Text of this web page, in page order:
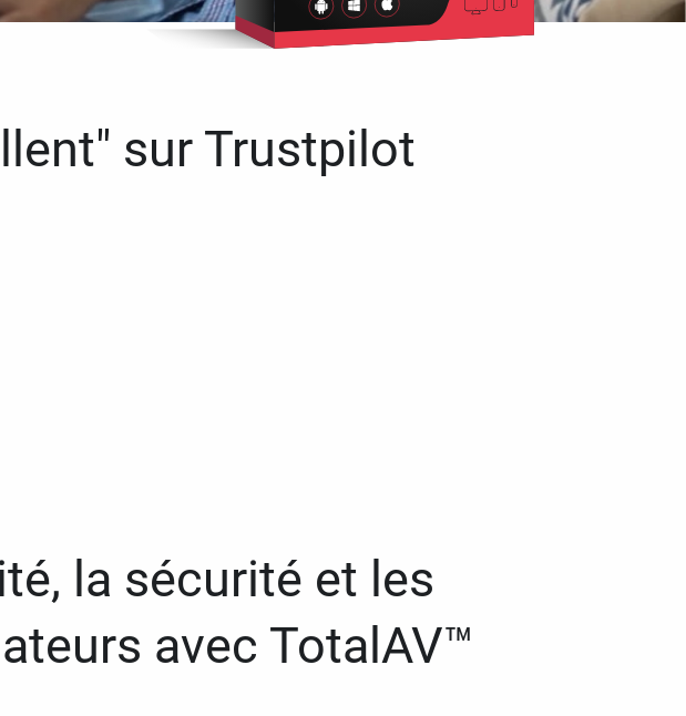
sur Trustpilot
la sécurité et les
avec TotalAV™